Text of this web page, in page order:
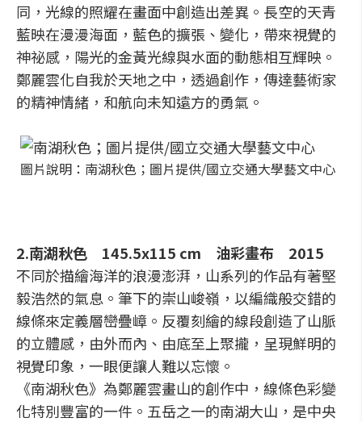
同，光線的照耀在畫面中創造出差異。長空的天青
藍映在漫漫海面，藍色的擴張、變化，帶來視覺的
神祕感，陽光的金黃光線與水面的動態相互輝映。
鄭麗雲化自我於天地之中，透過創作，傳達藝術家
的精神情緒，和航向未知遠方的勇氣。
圖片說明：南湖秋色；圖片提供/國立交通大學藝文中心
2.南湖秋色 145.5x115 cm 油彩畫布 2015
不同於描繪海洋的浪漫澎湃，山系列的作品有著堅
毅浩然的氣息。筆下的崇山峻嶺，以編織般交錯的
線條來定義層巒疊嶂。反覆刻繪的線段創造了山脈
的立體感，由外而內、由底至上聚攏，呈現鮮明的
視覺印象，一眼便讓人難以忘懷。
《南湖秋色》為鄭麗雲畫山的創作中，線條色彩變
化特別豐富的一件。五岳之一的南湖大山，是中央